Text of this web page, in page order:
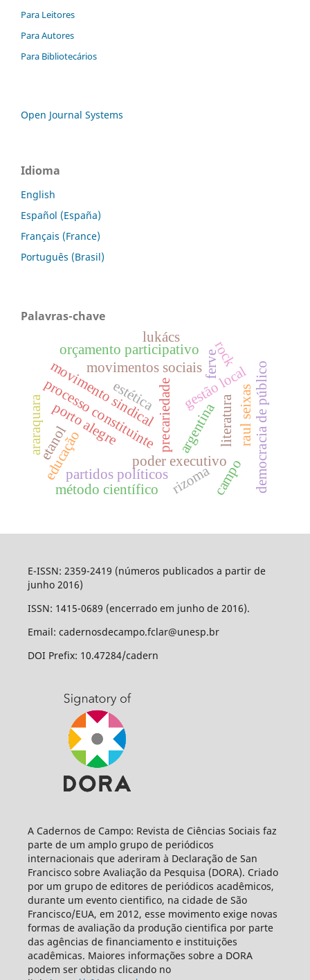
Para Leitores
Para Autores
Para Bibliotecários
Open Journal Systems
Idioma
English
Español (España)
Français (France)
Português (Brasil)
Palavras-chave
precariedade
movimentos sociais
movimento sindical ferve
processo constituinte
poder executivo
orçamento participativo
gestão local
porto alegre
araraquara argentina
partidos políticos democracia de público
literatura
educação
estética
lukács
raul seixas
rock
etanol
rizoma
método científico campo
E-ISSN: 2359-2419 (números publicados a partir de
junho 2016)
ISSN: 1415-0689 (encerrado em junho de 2016).
Email: cadernosdecampo.fclar@unesp.br
DOI Prefix: 10.47284/cadern
A Cadernos de Campo: Revista de Ciências Sociais faz
parte de um amplo grupo de periódicos
internacionais que aderiram à Declaração de San
Francisco sobre Avaliação da Pesquisa (DORA). Criado
por um grupo de editores de periódicos acadêmicos,
durante um evento cientifico, na cidade de São
Francisco/EUA, em 2012, esse movimento exige novas
formas de avaliação da produção cientifica por parte
das agências de financiamento e instituições
acadêmicas. Maiores informações sobre a DORA
podem ser obtidas clicando no